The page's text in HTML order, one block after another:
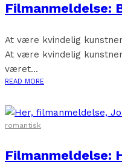
Filmanmeldelse:
At være kvindelig
At være kvindelig
været...
READ MORE
romantisk
Filmanmeldelse: